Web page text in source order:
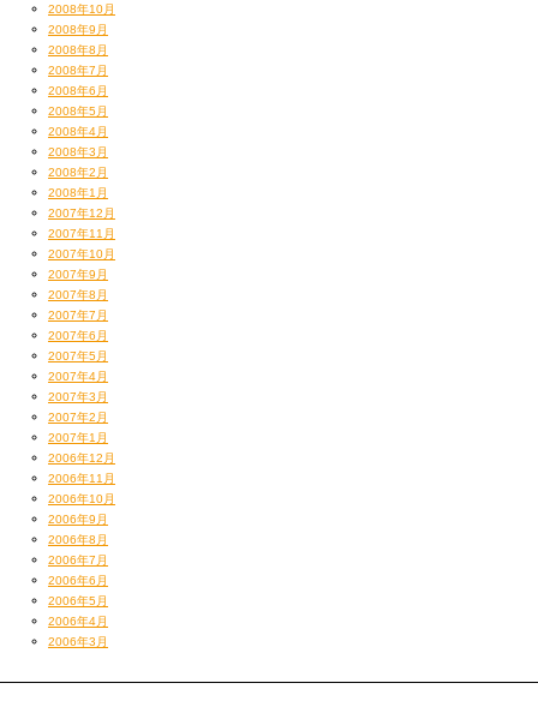
2008年10月
2008年9月
2008年8月
2008年7月
2008年6月
2008年5月
2008年4月
2008年3月
2008年2月
2008年1月
2007年12月
2007年11月
2007年10月
2007年9月
2007年8月
2007年7月
2007年6月
2007年5月
2007年4月
2007年3月
2007年2月
2007年1月
2006年12月
2006年11月
2006年10月
2006年9月
2006年8月
2006年7月
2006年6月
2006年5月
2006年4月
2006年3月